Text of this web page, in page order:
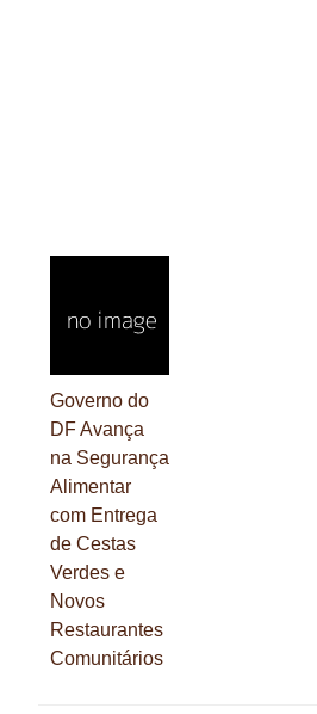
Governo do
DF Avança
na Segurança
Alimentar
com Entrega
de Cestas
Verdes e
Novos
Restaurantes
Comunitários